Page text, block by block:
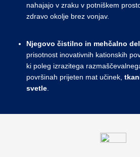
nahajajo v zraku v potniškem
zdravo okolje brez vonjav.
Njegovo čistilno in mehčalno
prisotnost inovativnih kationskih
ki poleg izrazitega
površinah prijeten mat učinek,
svetle